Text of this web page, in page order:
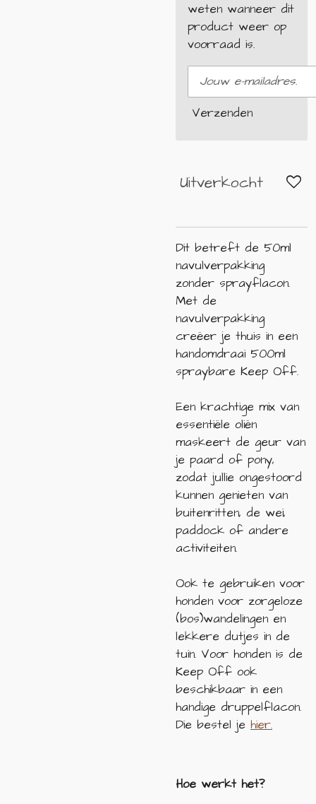
weten wanneer dit
product weer op
voorraad is.
Verzenden
Uitverkocht
Dit betreft de 50ml
navulverpakking
zonder sprayflacon.
Met de
navulverpakking
creëer je thuis in een
handomdraai 500ml
spraybare Keep Off.
Een krachtige mix van
essentiële oliën
maskeert de geur van
je paard of pony,
zodat jullie ongestoord
kunnen genieten van
buitenritten, de wei,
paddock of andere
activiteiten.
Ook te gebruiken voor
honden voor zorgeloze
(bos)wandelingen en
lekkere dutjes in de
tuin. Voor honden is de
Keep Off ook
beschikbaar in een
handige druppelflacon.
Die bestel je hier.
Hoe werkt het?